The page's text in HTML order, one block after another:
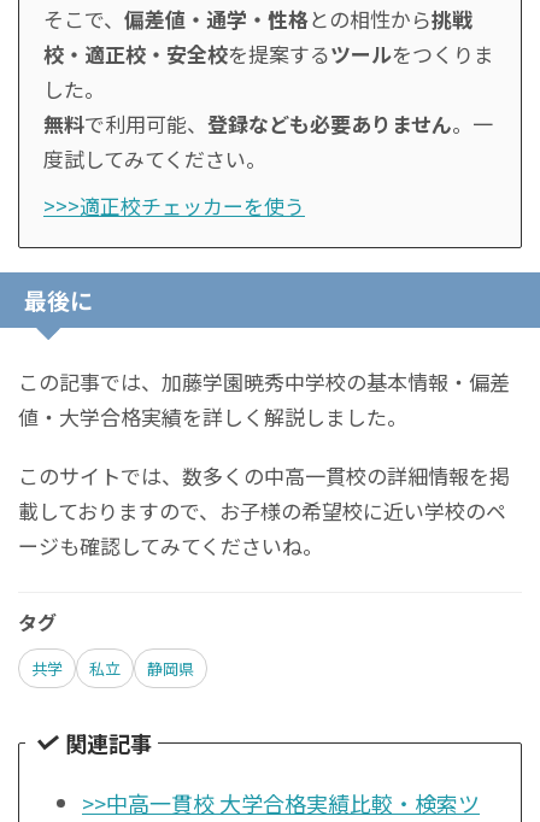
そこで、 偏差値・通学・性格との相性から挑戦
校・適正校・安全校を提案するツールをつくりま
した。
無料で利用可能、 登録なども必要ありません。一
度試してみてください。
>>>適正校チェッカーを使う
最後に
この記事では、加藤学園暁秀中学校の基本情報・偏差
値・大学合格実績を詳しく解説しました。
このサイトでは、数多くの中高一貫校の詳細情報を掲
載しておりますので、お子様の希望校に近い学校のペ
ージも確認してみてくださいね。
タグ
共学 私立 静岡県
関連記事
>>中高一貫校 大学合格実績比較・検索ツ